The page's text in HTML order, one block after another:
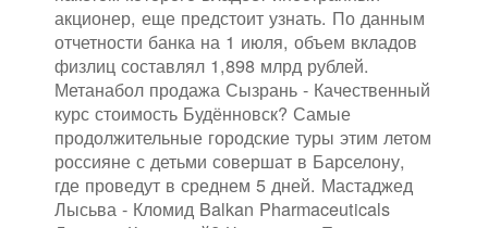
акционер, еще предстоит узнать. По данным
отчетности банка на 1 июля, объем вкладов
физлиц составлял 1,898 млрд рублей.
Метанабол продажа Сызрань - Качественный
курс стоимость Будённовск? Самые
продолжительные городские туры этим летом
россияне с детьми совершат в Барселону,
где проведут в среднем 5 дней. Мастаджед
Лысьва - Кломид Balkan Pharmaceuticals